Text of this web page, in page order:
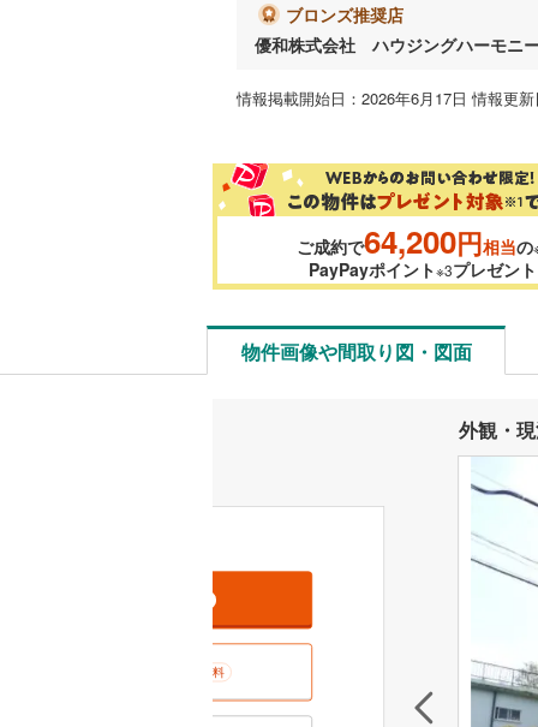
ブロンズ推奨店
優和株式会社 ハウジングハーモニ
情報掲載開始日：2026年6月17日 情報更
ご成約で64,200円相当の
PayPayポイント※3プレゼント
物件画像や間取り図・図面
外観・
無料